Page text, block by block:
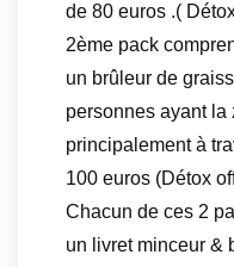
de 80 euros .(
2ème pack
un brûleur de
personnes ayant
principalement à
100 euros (Détox
Chacun de ces 2
un livret minceur &